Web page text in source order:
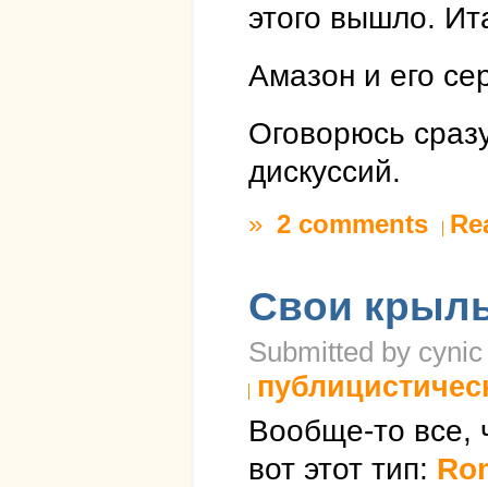
этого вышло.
Амазон и его
Оговорюсь
дискуссий.
» 2 comments
Свои
Submitted by
Вообще-то все,
вот этот тип: